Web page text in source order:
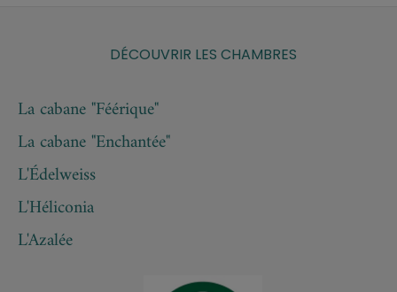
DÉCOUVRIR LES CHAMBRES
La cabane "Féérique"
La cabane "Enchantée"
L'Édelweiss
L'Héliconia
L'Azalée